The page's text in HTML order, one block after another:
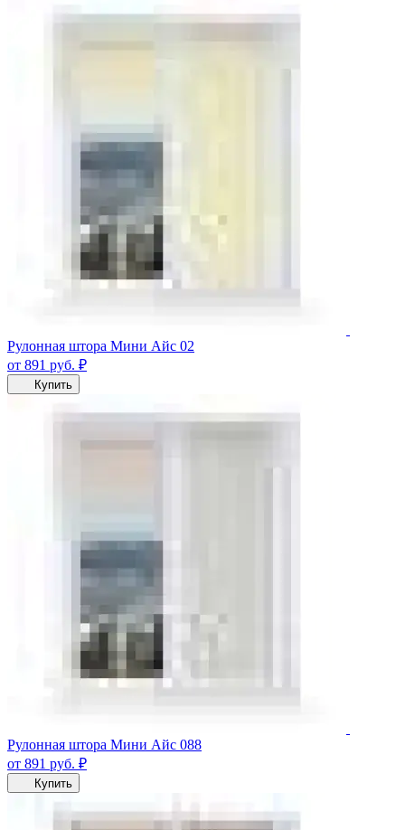
Рулонная штора Мини Айс 02
от 891 руб. ₽
Купить
Рулонная штора Мини Айс 088
от 891 руб. ₽
Купить